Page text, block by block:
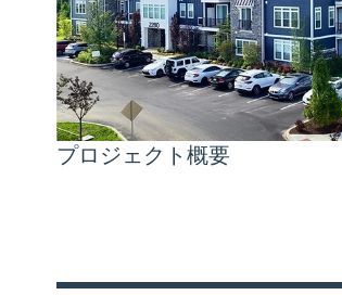
プロジェクト概要